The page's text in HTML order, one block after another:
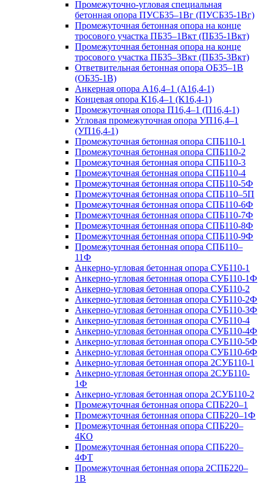
Промежуточно-угловая специальная
бетонная опора ПУСБ35–1Вг (ПУСБ35-1Вг)
Промежуточная бетонная опора на конце
тросового участка ПБ35–1Вкт (ПБ35-1Вкт)
Промежуточная бетонная опора на конце
тросового участка ПБ35–3Вкт (ПБ35-3Вкт)
Ответвительная бетонная опора ОБ35–1В
(ОБ35-1В)
Анкерная опора А16,4–1 (А16,4-1)
Концевая опора К16,4–1 (К16,4-1)
Промежуточная опора П16,4–1 (П16,4-1)
Угловая промежуточная опора УП16,4–1
(УП16,4-1)
Промежуточная бетонная опора СПБ110-1
Промежуточная бетонная опора СПБ110-2
Промежуточная бетонная опора СПБ110-3
Промежуточная бетонная опора СПБ110-4
Промежуточная бетонная опора СПБ110-5Ф
Промежуточная бетонная опора СПБ110–5П
Промежуточная бетонная опора СПБ110-6Ф
Промежуточная бетонная опора СПБ110-7Ф
Промежуточная бетонная опора СПБ110-8Ф
Промежуточная бетонная опора СПБ110-9Ф
Промежуточная бетонная опора СПБ110–
11Ф
Анкерно-угловая бетонная опора СУБ110-1
Анкерно-угловая бетонная опора СУБ110-1Ф
Анкерно-угловая бетонная опора СУБ110-2
Анкерно-угловая бетонная опора СУБ110-2Ф
Анкерно-угловая бетонная опора СУБ110-3Ф
Анкерно-угловая бетонная опора СУБ110-4
Анкерно-угловая бетонная опора СУБ110-4Ф
Анкерно-угловая бетонная опора СУБ110-5Ф
Анкерно-угловая бетонная опора СУБ110-6Ф
Анкерно-угловая бетонная опора 2СУБ110-1
Анкерно-угловая бетонная опора 2СУБ110-
1Ф
Анкерно-угловая бетонная опора 2СУБ110-2
Промежуточная бетонная опора СПБ220–1
Промежуточная бетонная опора СПБ220–1Ф
Промежуточная бетонная опора СПБ220–
4КО
Промежуточная бетонная опора СПБ220–
4ФТ
Промежуточная бетонная опора 2СПБ220–
1В